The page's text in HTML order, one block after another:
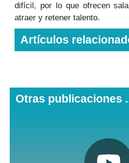
difícil, por lo que ofrecen
atraer y retener talento.
Artículos
Otras publicaciones